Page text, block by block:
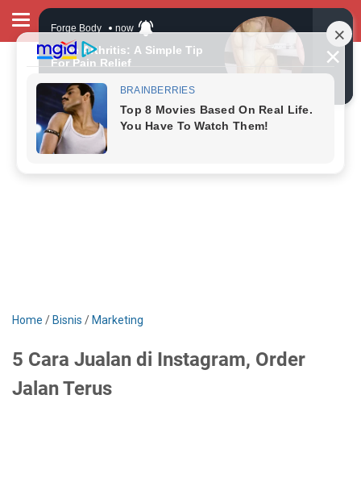
Home / Bisnis / Marketing
5 Cara Jualan di Instagram, Order
Jalan Terus